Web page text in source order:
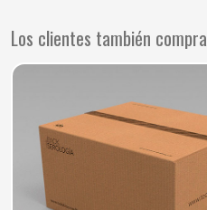
Los clientes también